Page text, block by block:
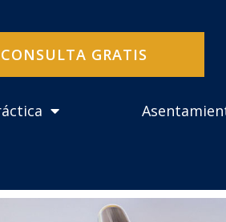
CONSULTA GRATIS